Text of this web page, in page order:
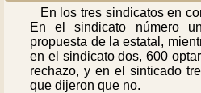
En los tres sindicatos en
En el sindicato número
propuesta de la estatal,
en el sindicato dos, 600
rechazo, y en el sinticado
que dijeron que no.